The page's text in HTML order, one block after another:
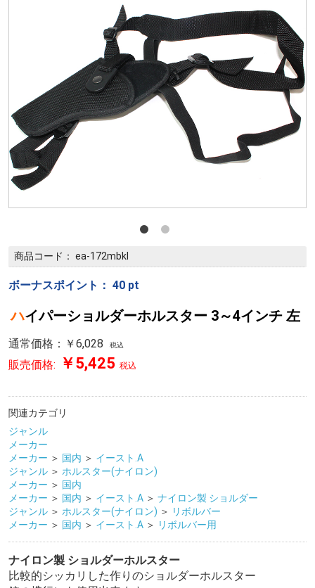
商品コード： ea-172mbkl
ボーナスポイント： 40 pt
ハイパーショルダーホルスター 3～4インチ 左
通常価格：￥6,028 税込
販売価格: ￥5,425 税込
関連カテゴリ
ジャンル
メーカー
メーカー ＞ 国内 ＞ イースト.A
ジャンル ＞ ホルスター(ナイロン)
メーカー ＞ 国内
メーカー ＞ 国内 ＞ イースト.A ＞ ナイロン製 ショルダー
ジャンル ＞ ホルスター(ナイロン) ＞ リボルバー
メーカー ＞ 国内 ＞ イースト.A ＞ リボルバー用
ナイロン製 ショルダーホルスター
比較的シッカリした作りのショルダーホルスター